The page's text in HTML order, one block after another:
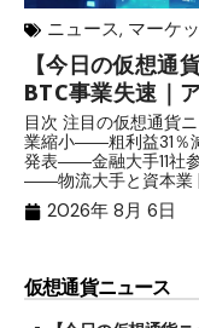
ニュース, マーケ
【今日の仮想通
BTC事業失速｜
目次 注目の仮想通貨
業縮小――粗利益31％
発表――金融大手11社
――物流大手と資本業
2026年 8月 6日
仮想通貨ニュース